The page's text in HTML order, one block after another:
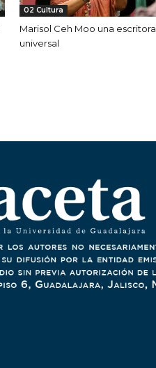
02 Cultura
Marisol Ceh Moo una escritora
universal